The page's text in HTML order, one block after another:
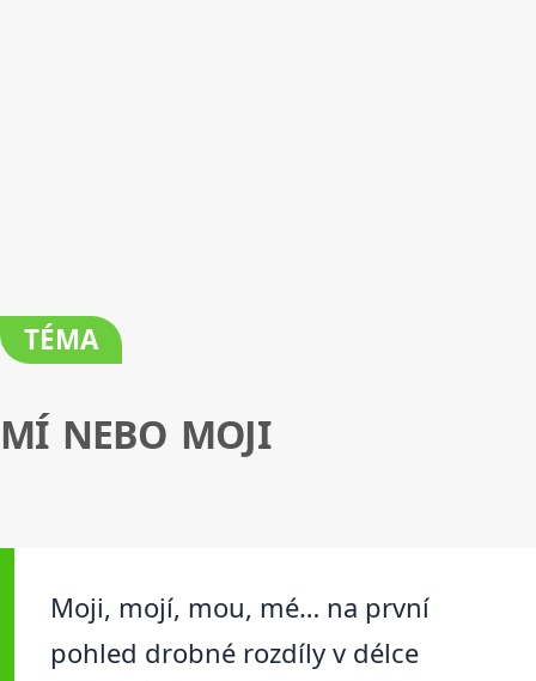
TÉMA
MÍ NEBO MOJI
Moji, mojí, mou, mé… na první
pohled drobné rozdíly v délce